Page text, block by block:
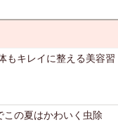
もキレイに整える美容習
この夏はかわいく虫除